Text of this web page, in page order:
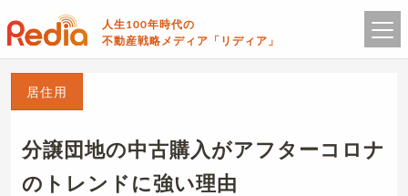
人生100年時代の
不動産戦略メディア「リディア」
居住用
分譲団地の中古購入がアフターコロナ
のトレンドに強い理由